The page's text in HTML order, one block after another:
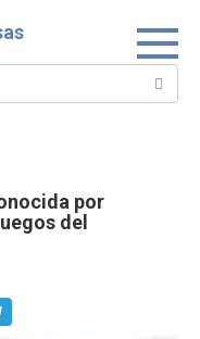
por
del